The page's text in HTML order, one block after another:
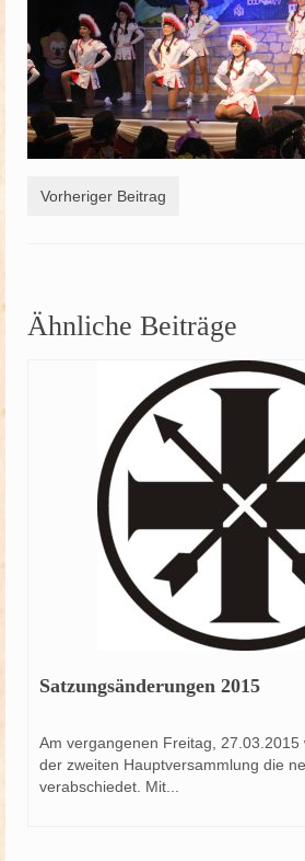
Schützenfest
Schießgruppe
News
Vorheriger Beitrag
Ähnliche Beiträge
Satzungsänderungen 2015
Am vergangenen Freitag, 27.03.2015
der zweiten Hauptversammlung die
verabschiedet. Mit...